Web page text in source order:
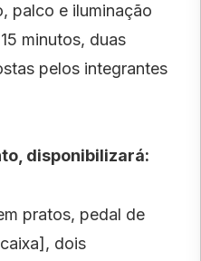
palco e iluminação
minutos, duas
pelos integrantes
disponibilizará:
pratos, pedal de
dois